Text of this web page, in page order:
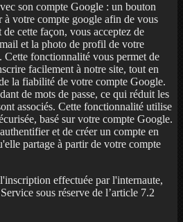
son compte Google : un bouton
à votre compte google afin de vous
cette façon, vous acceptez de
et la photo de profil de votre
Cette fonctionnalité vous permet de
facilement à notre site, tout en
la fiabilité de votre compte Google.
de mots de passe, ce qui réduit les
associés. Cette fonctionnalité utilise
basé sur votre compte Google.
et de créer un compte en
partage à partir de votre compte
effectuée par l'internaute,
sous réserve de l’article 7.2